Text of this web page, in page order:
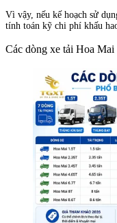
Vì vậy, nếu kế hoạch sử
tính toán kỹ chi phí khấu
Các dòng xe tải Hoa